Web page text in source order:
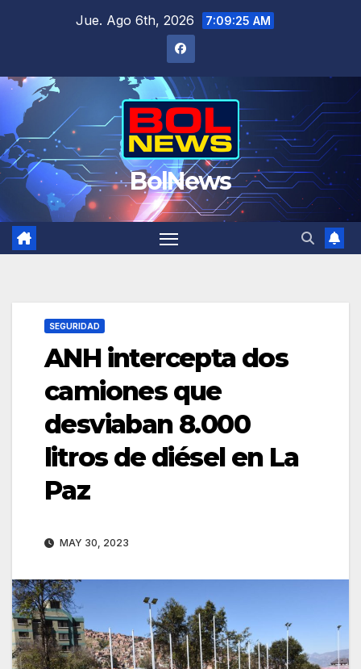
Jue. Ago 6th, 2026 7:09:26 AM
BolNews
SEGURIDAD
ANH intercepta dos
camiones que
desviaban 8.000
litros de diésel en La
Paz
MAY 30, 2023